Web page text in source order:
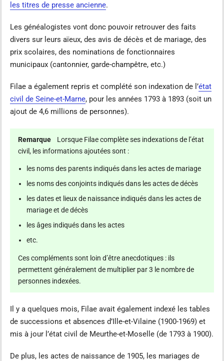
les titres de presse ancienne.
Les généalogistes vont donc pouvoir retrouver des faits
divers sur leurs aïeux, des avis de décès et de mariage, des
prix scolaires, des nominations de fonctionnaires
municipaux (cantonnier, garde-champêtre, etc.)
Filae a également repris et complété son indexation de l’état
civil de Seine-et-Marne, pour les années 1793 à 1893 (soit un
ajout de 4,6 millions de personnes).
Remarque Lorsque Filae complète ses indexations de l’état
civil, les informations ajoutées sont :
les noms des parents indiqués dans les actes de mariage
les noms des conjoints indiqués dans les actes de décès
les dates et lieux de naissance indiqués dans les actes de
mariage et de décès
les âges indiqués dans les actes
etc.
Ces compléments sont loin d’être anecdotiques : ils
permettent généralement de multiplier par 3 le nombre de
personnes indexées.
Il y a quelques mois, Filae avait également indexé les tables
de successions et absences d’Ille-et-Vilaine (1900-1969) et
mis à jour l’état civil de Meurthe-et-Moselle (de 1793 à 1900).
De plus, les actes de naissance de 1905, les mariages de